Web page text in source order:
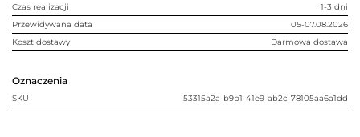
Czas realizacji
1-3 dni
Przewidywana data
05-07.08.2026
Koszt dostawy
Darmowa dostawa
Oznaczenia
SKU 53315a2a-b9b1-41e9-ab2c-78105aa6a1dd